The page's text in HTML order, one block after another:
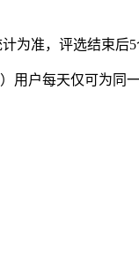
为准，评选结束后
户每天仅可为同